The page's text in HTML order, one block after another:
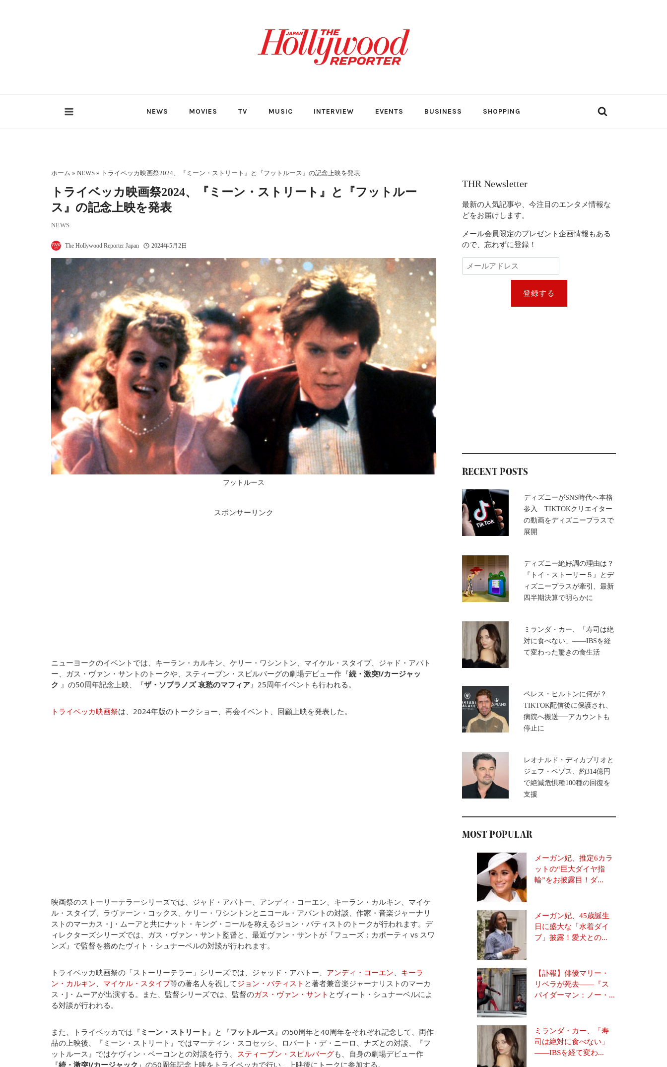
NEWS MOVIES TV MUSIC INTERVIEW EVENTS BUSINESS SHOPPING
ホーム » NEWS» トライベッカ映画祭2024、『ミーン・ストリート』と『フットルース』の記念上映を発表
トライベッカ映画祭2024、『ミーン・ストリート』と『フットルー
ス』の記念上映を発表
NEWS
The Hollywood Reporter Japan 2024年5月2日
フットルース
スポンサーリンク
ニューヨークのイベントでは、キーラン・カルキン、ケリー・ワシントン、マイケル・スタイプ、ジャド・アパト
ー、ガス・ヴァン・サントのトークや、スティーブン・スピルバーグの劇場デビュー作『続・激突!/カージャッ
ク 』の50周年記念上映、『ザ・ソプラノズ 哀愁のマフィア』25周年イベントも行われる。
トライベッカ映画祭は、2024年版のトークショー、再会イベント、回顧上映を発表した。
映画祭のストーリーテラーシリーズでは、ジャド・アパトー、アンディ・コーエン、キーラン・カルキン、マイケ
ル・スタイプ、ラヴァーン・コックス、ケリー・ワシントンとニコール・アバントの対談、作家・音楽ジャーナリ
ストのマーカス・J・ムーアと共にナット・キング・コールを称えるジョン・バティストのトークが行われます。デ
ィレクターズシリーズでは、ガス・ヴァン・サント監督と、最近ヴァン・サントが『フューズ：カポーティ vs スワ
ンズ』で監督を務めたヴィト・シュナーベルの対談が行われます。
トライベッカ映画祭の「ストーリーテラー」シリーズでは、ジャッド・アパトー、 アンディ・コーエン
キーラ
ン・カルキン
マイケル・スタイプ等の著名人を祝してジョン・バティスト と著者兼音楽ジャーナリストのマーカ
ス・J・ムーアが出演する。また、監督シリーズでは、監督のガス・ヴァン・サント とヴィート・シュナーベルによ
る対談が行われる。
また、トライベッカでは『 ミーン・ストリート 』と『フットルース 』の50周年と40周年をそれぞれ記念して、両作
品の上映後、『ミーン・ストリート』ではマーティン・スコセッシ、ロバート・デ・ニーロ、ナズとの対談、『フ
ットルース』ではケヴィン・ベーコンとの対談を行う。
スティーブン・スピルバーグも、自身の劇場デビュー作
『続・激突!/カージャック 』の50周年記念上映をトライベッカで行い、上映後にトークに参加する。
THR Newsletter
最新の人気記事や、今注目のエンタメ情報な
どをお届けします。
メール会員限定のプレゼント企画情報もある
ので、忘れずに登録！
登録する
RECENT POSTS
ディズニーがSNS時代へ本格
参入 TIKTOKクリエイター
の動画をディズニープラスで
展開
ディズニー絶好調の理由は？
『トイ・ストーリー５』とデ
ィズニープラスが牽引、最新
四半期決算で明らかに
ミランダ・カー、「寿司は絶
対に食べない」――IBSを経
て変わった驚きの食生活
ペレス・ヒルトンに何が？
TIKTOK配信後に保護され、
病院へ搬送──アカウントも
停止に
レオナルド・ディカプリオと
ジェフ・ベゾス、約314億円
で絶滅危惧種100種の回復を
支援
MOST POPULAR
メーガン妃、推定6カラ
ットの“巨大ダイヤ指
輪”をお披露目！ダ...
メーガン妃、45歳誕生
日に盛大な「水着ダイ
ブ」披露！愛犬との...
【訃報】俳優マリー・
リベラが死去――『ス
パイダーマン：ノー・...
ミランダ・カー、「寿
司は絶対に食べない」
――IBSを経て変わ...